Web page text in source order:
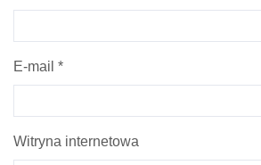
E-mail *
Witryna internetowa